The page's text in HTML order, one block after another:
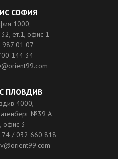
СОФИЯ
1000,
32, ет.1, офис 1
987 01 07
144 34
ПЛОВДИВ
4000,
№39 A
офис 3
/ 032 660 818